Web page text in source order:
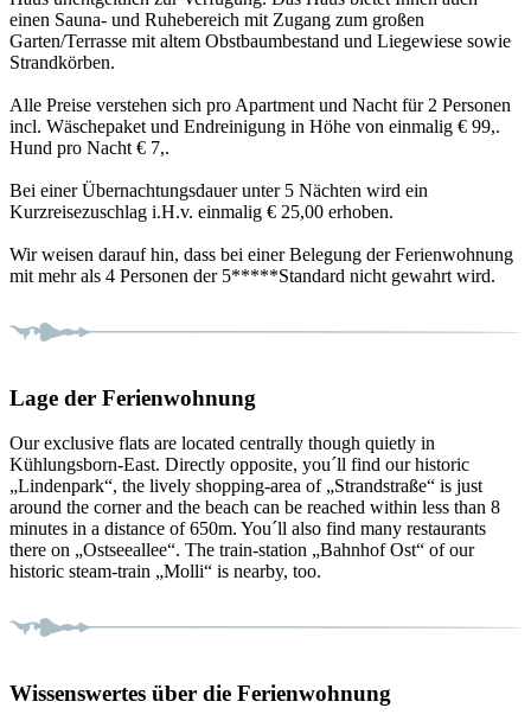
einen Sauna- und Ruhebereich mit Zugang zum großen
Garten/Terrasse mit altem Obstbaumbestand und Liegewiese sowie
Strandkörben.
Alle Preise verstehen sich pro Apartment und Nacht für 2 Personen
incl. Wäschepaket und Endreinigung in Höhe von einmalig € 99,.
Hund pro Nacht € 7,.
Bei einer Übernachtungsdauer unter 5 Nächten wird ein
Kurzreisezuschlag i.H.v. einmalig € 25,00 erhoben.
Wir weisen darauf hin, dass bei einer Belegung der Ferienwohnung
mit mehr als 4 Personen der 5*****Standard nicht gewahrt wird.
Lage der Ferienwohnung
Our exclusive flats are located centrally though quietly in
Kühlungsborn-East. Directly opposite, you´ll find our historic
„Lindenpark“, the lively shopping-area of „Strandstraße“ is just
around the corner and the beach can be reached within less than 8
minutes in a distance of 650m. You´ll also find many restaurants
there on „Ostseeallee“. The train-station „Bahnhof Ost“ of our
historic steam-train „Molli“ is nearby, too.
Wissenswertes über die Ferienwohnung